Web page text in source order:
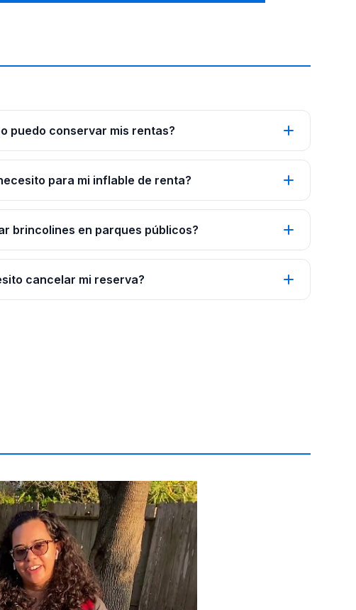
puedo conservar mis rentas?
para mi inflable de renta?
brincolines en parques públicos?
cancelar mi reserva?